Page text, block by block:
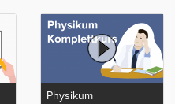
Physikum